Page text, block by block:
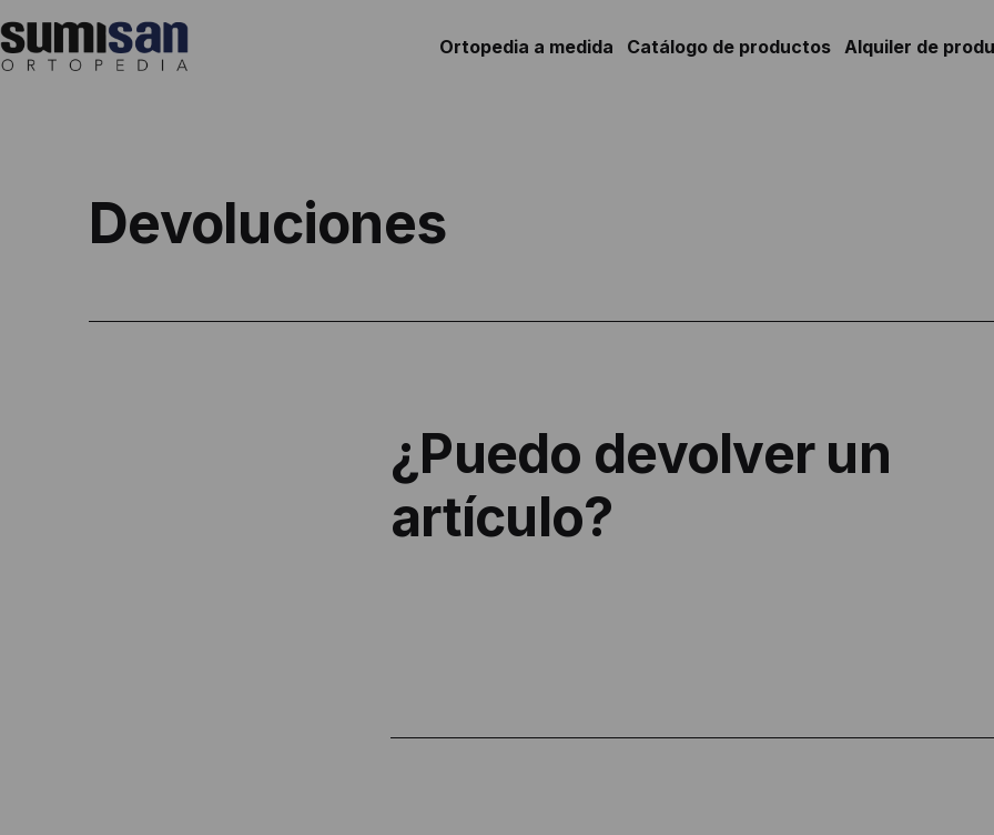
al
contenido
Ortopedia a medida Catálogo de productos Alquiler de
Devoluciones
¿Puedo devolver un
artículo?